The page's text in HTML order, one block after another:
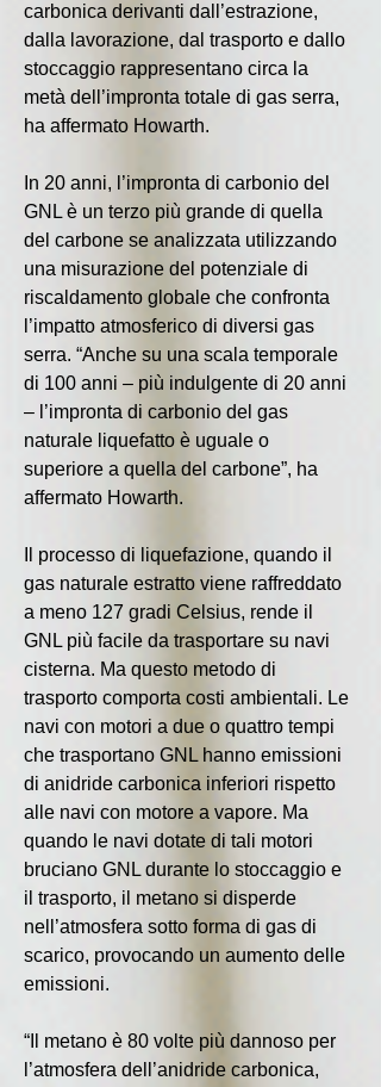
carbonica derivanti dall’estrazione,
dalla lavorazione, dal trasporto e dallo
stoccaggio rappresentano circa la
metà dell’impronta totale di gas serra,
ha affermato Howarth.
In 20 anni, l’impronta di carbonio del
GNL è un terzo più grande di quella
del carbone se analizzata utilizzando
una misurazione del potenziale di
riscaldamento globale che confronta
l’impatto atmosferico di diversi gas
serra. “Anche su una scala temporale
di 100 anni – più indulgente di 20 anni
– l’impronta di carbonio del gas
naturale liquefatto è uguale o
superiore a quella del carbone”, ha
affermato Howarth.
Il processo di liquefazione, quando il
gas naturale estratto viene raffreddato
a meno 127 gradi Celsius, rende il
GNL più facile da trasportare su navi
cisterna. Ma questo metodo di
trasporto comporta costi ambientali. Le
navi con motori a due o quattro tempi
che trasportano GNL hanno emissioni
di anidride carbonica inferiori rispetto
alle navi con motore a vapore. Ma
quando le navi dotate di tali motori
bruciano GNL durante lo stoccaggio e
il trasporto, il metano si disperde
nell’atmosfera sotto forma di gas di
scarico, provocando un aumento delle
emissioni.
“Il metano è 80 volte più dannoso per
l’atmosfera dell’anidride carbonica,